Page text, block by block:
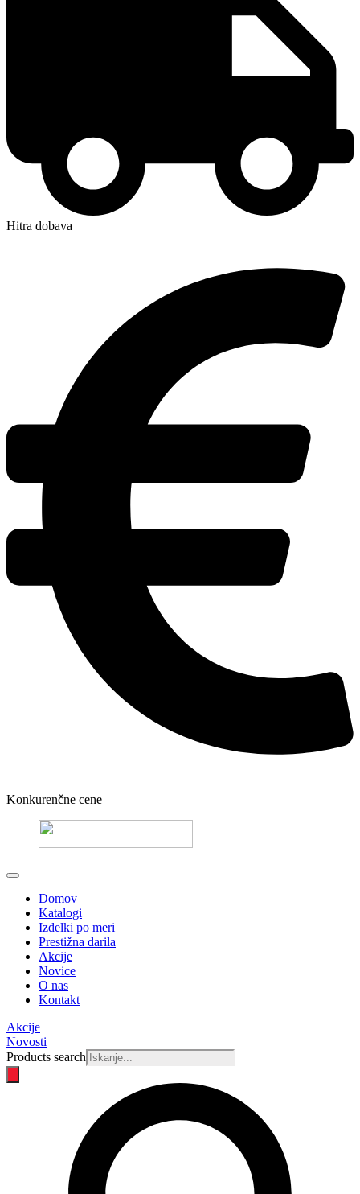
Hitra dobava
Konkurenčne cene
Domov
Katalogi
Izdelki po meri
Prestižna darila
Akcije
Novice
O nas
Kontakt
Akcije
Novosti
Products search